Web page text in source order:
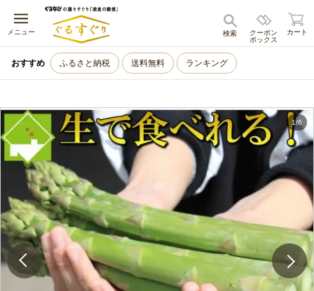
メニュー
キャンセル
クーポン
ボックス
検索 カート
おすすめ ふるさと納税 送料無料 ランキング
1/6